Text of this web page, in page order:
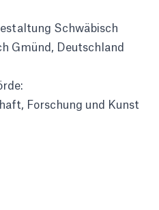
Schwä­bisch
Gmünd, Deutsch­land
Forschung und Kunst